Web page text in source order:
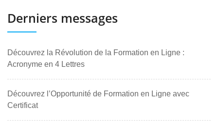
Derniers messages
Découvrez la Révolution de la Formation en Ligne :
Acronyme en 4 Lettres
Découvrez l’Opportunité de Formation en Ligne avec
Certificat